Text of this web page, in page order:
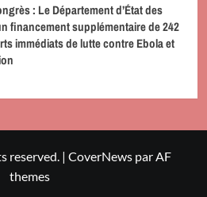
: Le Département d’État des
financement supplémentaire de 242
immédiats de lutte contre Ebola et
reserved. | CoverNews par AF
themes